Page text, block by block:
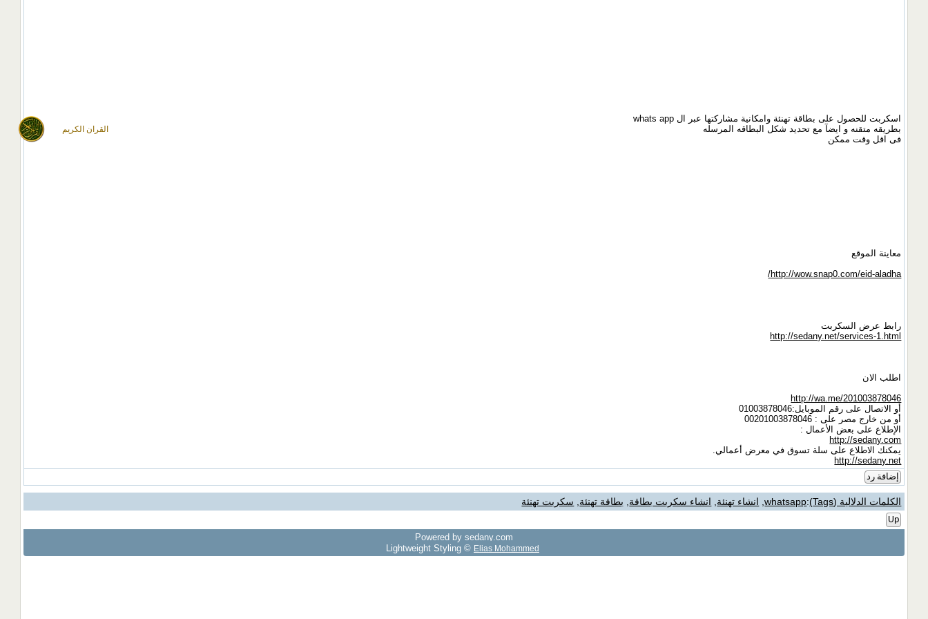
القران الكريم
اسكربت للحصول على بطاقة تهنئة وامكانية مشاركتها عبر ال whats app
بطريقه متقنه و ايضآ مع تحديد شكل البطاقه المرسله
فى اقل وقت ممكن
معاينة الموقع
http://wow.snap0.com/eid-aladha/
رابط عرض السكربت
http://sedany.net/services-1.html
اطلب الان
http://wa.me/201003878046
أو الاتصال على رقم الموبايل:01003878046
أو من خارج مصر على : 00201003878046
الإطلاع على بعض الأعمال :
http://sedany.com
يمكنك الاطلاع على سلة تسوق في معرض أعمالي.
http://sedany.net
إضافة رد
الكلمات الدلالية (Tags) :
whatsapp
, انشاء تهنئة انشاء سكربت بطاقة بطاقة تهنئة سكربت تهنئة
Up
Powered by sedany.com
Lightweight Styling © Elias Mohammed